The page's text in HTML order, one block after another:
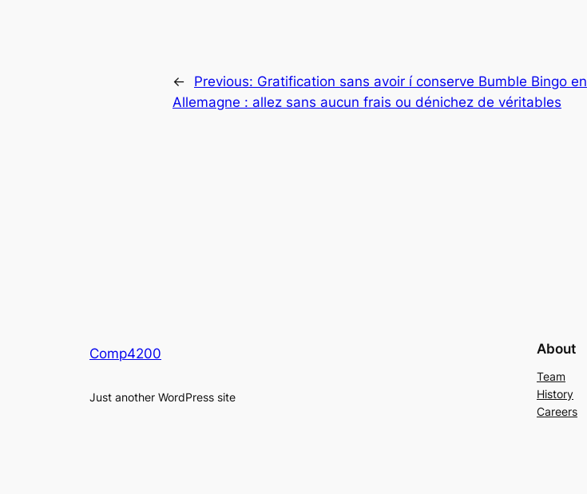
← Previous: Gratification sans avoir í conserve Bumble Bingo en
Allemagne : allez sans aucun frais ou dénichez de véritables
Comp4200
Just another WordPress site
About
Team
History
Careers